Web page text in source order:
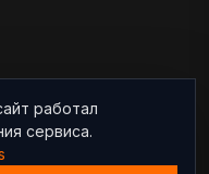
геополитические
работал
сервиса.